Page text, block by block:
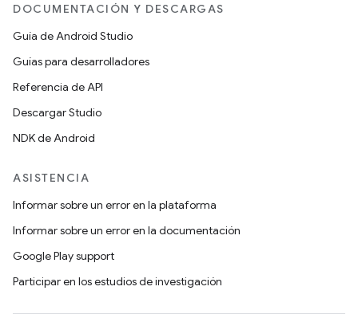
DOCUMENTACIÓN Y DESCARGAS
Guía de Android Studio
Guías para desarrolladores
Referencia de API
Descargar Studio
NDK de Android
ASISTENCIA
Informar sobre un error en la plataforma
Informar sobre un error en la documentación
Google Play support
Participar en los estudios de investigación